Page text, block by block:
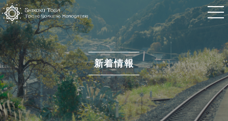
新着情報